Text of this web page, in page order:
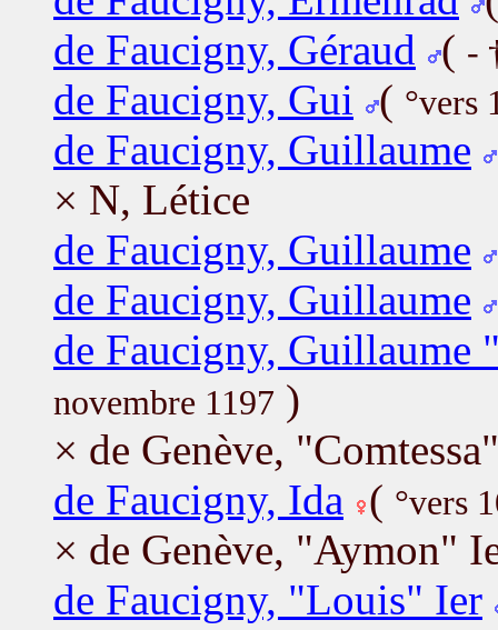
de Faucigny, Géraud
( -
de Faucigny, Gui ( °vers
de Faucigny, Guillaume
× N, Létice
de Faucigny, Guillaume
de Faucigny, Guillaume
de Faucigny, Guillaume
novembre 1197 )
× de Genève,
de Faucigny, Ida ( °vers
× de Genève, "Aymon"
de Faucigny, "Louis" Ier